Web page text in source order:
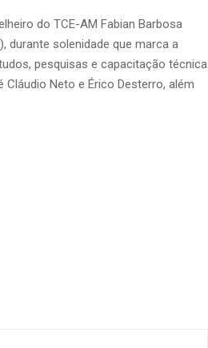
do TCE-AM Fabian Barbosa
durante solenidade que marca a
pesquisas e capacitação técnica
Neto e Érico Desterro, além